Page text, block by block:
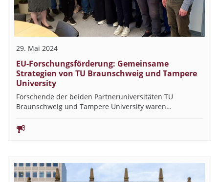
29. Mai 2024
EU-Forschungsförderung: Gemeinsame
Strategien von TU Braunschweig und Tampere
University
Forschende der beiden Partneruniversitäten TU
Braunschweig und Tampere University waren…